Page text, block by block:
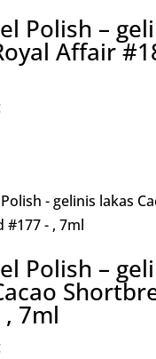
Polish –
Affair
Current
Polish –
7ml
Current